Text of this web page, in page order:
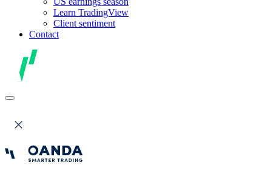
Learn TradingView
Client sentiment
Contact